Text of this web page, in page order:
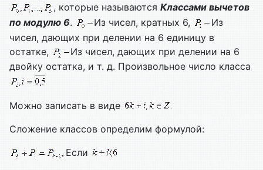
, которые называются Классами вычетов
по модулю 6. Из чисел, кратных 6,
Из
чисел, дающих при делении на 6 единицу в
остатке,
Из чисел, дающих при делении на 6
двойку остатка, и т. д. Произвольное число класса
Можно записать в виде
Сложение классов определим формулой:
Если